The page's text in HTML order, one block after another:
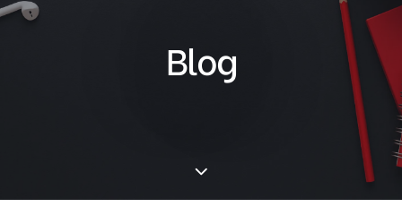
Blog